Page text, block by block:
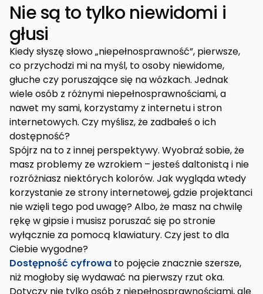
Nie są to tylko niewidomi i
głusi
Kiedy słyszę słowo „niepełnosprawność”, pierwsze,
co przychodzi mi na myśl, to osoby niewidome,
głuche czy poruszające się na wózkach. Jednak
wiele osób z różnymi niepełnosprawnościami, a
nawet my sami, korzystamy z internetu i stron
internetowych. Czy myślisz, że zadbałeś o ich
dostępność?
Spójrz na to z innej perspektywy. Wyobraź sobie, że
masz problemy ze wzrokiem – jesteś daltonistą i nie
rozróżniasz niektórych kolorów. Jak wygląda wtedy
korzystanie ze strony internetowej, gdzie projektanci
nie wzięli tego pod uwagę? Albo, że masz na chwilę
rękę w gipsie i musisz poruszać się po stronie
wyłącznie za pomocą klawiatury. Czy jest to dla
Ciebie wygodne?
Dostępność cyfrowa to pojęcie znacznie szersze,
niż mogłoby się wydawać na pierwszy rzut oka.